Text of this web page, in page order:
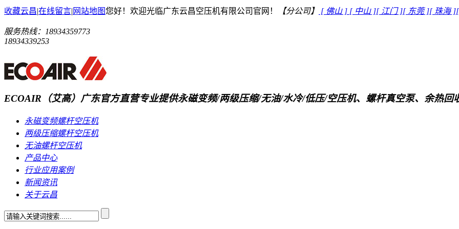
收藏云昌|在线留言| 网站地图您好！欢迎光临广东云昌空压机有限公司官网！ 【分公司】 [ 佛山 ] [ 中山 ][ 江门 ][ 东莞 ][ 珠海 ]
服务热线： 18934359773
18934339253
ECOAIR（艾高）广东官方直营专业提供永磁变频/两级压缩/无油/水冷/低压/空压机、螺杆真空泵、余热回
永磁变频螺杆空压机
两级压缩螺杆空压机
无油螺杆空压机
产品中心
行业应用案例
新闻资讯
关于云昌